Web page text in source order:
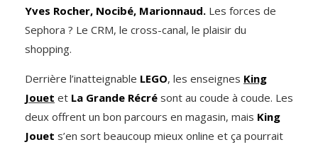
Yves Rocher, Nocibé, Marionnaud. Les forces de
Sephora ? Le CRM, le cross-canal, le plaisir du
shopping.
Derrière l’inatteignable LEGO, les enseignes King
Jouet et La Grande Récré sont au coude à coude. Les
deux offrent un bon parcours en magasin, mais King
Jouet s’en sort beaucoup mieux online et ça pourrait